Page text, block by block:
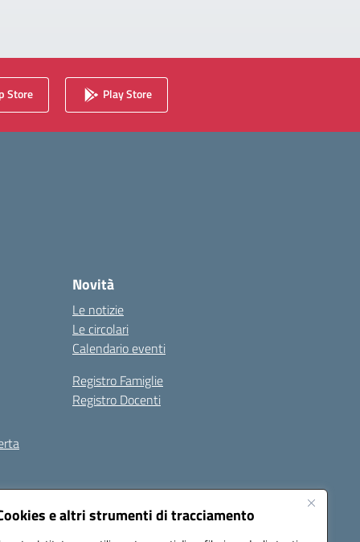
e altri strumenti di tracciamento
Store Play Store
Novità
Le notizie
Le circolari
Calendario eventi
Registro Famiglie
Registro Docenti
Note legali